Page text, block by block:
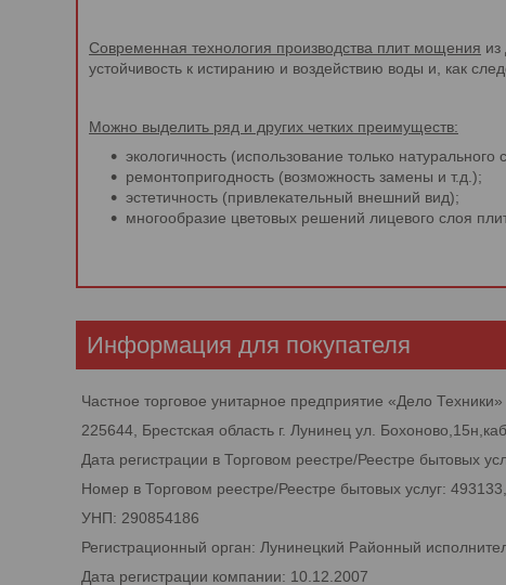
Современная технология производства плит мощения из
устойчивость к истиранию и воздействию воды и, как
Можно выделить ряд и других четких преимуществ:
экологичность (использование только натурального
ремонтопригодность (возможность замены и т.д.);
эстетичность (привлекательный внешний вид);
многообразие цветовых решений лицевого слоя
Информация для покупателя
Частное торговое унитарное предприятие «Дело Техники»
225644, Брестская область г. Лунинец ул.
Дата регистрации в Торговом реестре/Реестре бытовых
Номер в Торговом реестре/Реестре бытовых услуг:
УНП: 290854186
Регистрационный орган: Лунинецкий Районный
Дата регистрации компании: 10.12.2007